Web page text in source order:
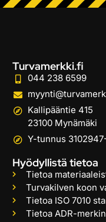
Turvamerkki.fi
044 238 6599
Kallipääntie 415
23100 Mynämäki
Y-tunnus
Hyödyllistä tietoa
Tietoa
Turvakilven koon
Tietoa ISO 7010
Tietoa ADR-